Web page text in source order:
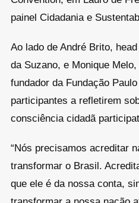
painel Cidadania e
Ao lado de André Brito,
da Suzano, e Monique
fundador da Fundação
participantes a refletirem
consciência cidadã
“Nós precisamos acreditar
transformar o Brasil.
que ele é da nossa conta,